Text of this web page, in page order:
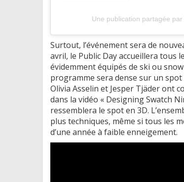
Une publication partagée
Surtout, l’événement sera de
avril, le Public Day accueillera tous
évidemment équipés de ski ou
programme sera dense sur un
Olivia Asselin et Jesper Tjäder ont
dans la vidéo « Designing Swatch
ressemblera le spot en 3D.
plus techniques, même si tous les
d’une année à faible enneigement.